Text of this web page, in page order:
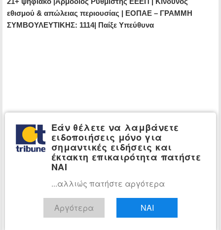
εθισμού & απώλειας περιουσίας | ΕΟΠΑΕ – ΓΡΑΜΜΗ
ΣΥΜΒΟΥΛΕΥΤΙΚΗΣ: 1114| Παίξε Υπεύθυνα
Εάν θέλετε να λαμβάνετε
ειδοποιήσεις μόνο για
σημαντικές ειδήσεις και
έκτακτη επικαιρότητα πατήστε
ΝΑΙ
...αλλιώς πατήστε αργότερα
Αργότερα ΝΑΙ